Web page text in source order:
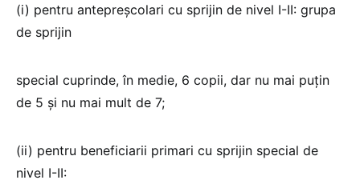
(i) pentru antepreșcolari cu sprijin de nivel I-II: grupa
de sprijin
special cuprinde, în medie, 6 copii, dar nu mai puțin
de 5 și nu mai mult de 7;
(ii) pentru beneficiarii primari cu sprijin special de
nivel I-II: